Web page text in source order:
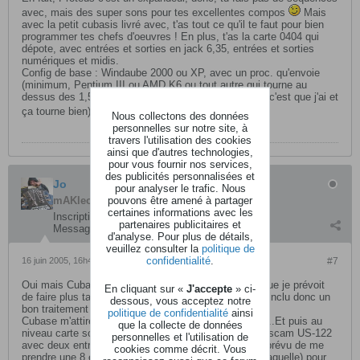
avec, mais des super sons pour tes excellentes compos
Mais
avec la petit cubasis livré avec, t'as tout ce qu'il te faut pour bien
programmer tes chefs d'oeuvres ! En plus, t'as la carte 0404 qui
dépote, avec entrées et sorties en jack 6,35, entrées et sorties
numériques et midis.
Config de base : Windaube 2000 ou XP, avec un proc. qu'envoie
(minimum, Pentium III ou AMD K6 ou tout autre qui tourne au
dessus des 1,5 ghz, un DD à 7200 t et 512 de RAM (c'est que j'ai et
ça tourne bien).
Jo
mAKleod
Inscription:
septembre 2003
Messages:
6069
#7
16 juin 2005, 16h49
Oui mais Cubasis est un peu léger par rapport à ce que je prévoit
de faire plus tard ...du multipistes audio + stéréo (ça inclu donc un
bon traitement d'effets).
Cubase m'attire beaucoup car facilement upgradable...Et puis au
niveau carte son, j'ai déja une interface audio/midi Tascam US-122
avec deux entrées jack 6.35, 2 XLR, 2 inserts et j'ai prévu de me
prendre une 8 entrées/8 sorties (mais je ne sait pas laquelle) pour
Nous collectons des données
personnelles sur notre site, à
travers l'utilisation des cookies
ainsi que d'autres technologies,
pour vous fournir nos services,
des publicités personnalisées et
pour analyser le trafic. Nous
pouvons être amené à partager
certaines informations avec les
partenaires publicitaires et
d'analyse. Pour plus de détails,
veuillez consulter la politique de
confidentialité
En cliquant sur « J'accepte » ci-
dessous, vous acceptez notre
politique de confidentialitéainsi
que la collecte de données
personnelles et l'utilisation de
cookies comme décrit. Vous